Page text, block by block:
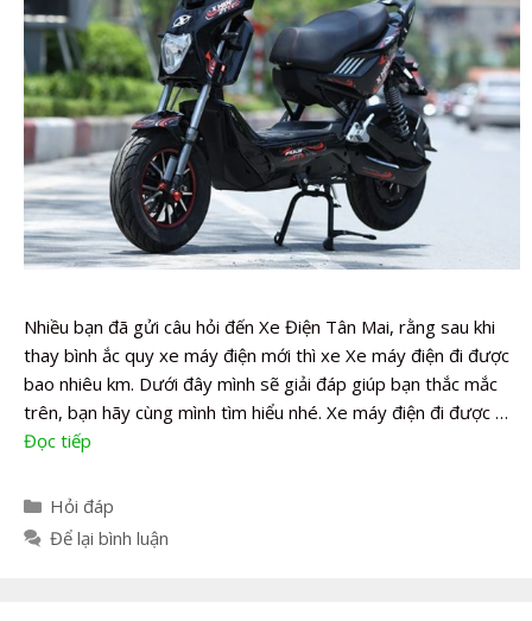
Nhiều bạn đã gửi câu hỏi đến Xe Điện Tân Mai, rằng sau khi
thay bình ắc quy xe máy điện mới thì xe Xe máy điện đi được
bao nhiêu km. Dưới đây mình sẽ giải đáp giúp bạn thắc mắc
trên, bạn hãy cùng mình tìm hiểu nhé. Xe máy điện đi được …
Đọc tiếp
Danh
mục
Hỏi đáp
Để lại bình luận